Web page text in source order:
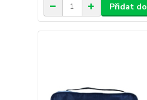
Přidat